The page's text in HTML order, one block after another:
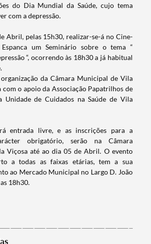
do Dia Mundial da Saúde, cujo tema
com a depressão.
Abril, pelas 15h30, realizar-se-á no Cine-
um Seminário sobre o tema “
“, ocorrendo às 18h30 a já habitual
da Câmara Municipal de Vila
com o apoio da Associação Papatrilhos de
Unidade de Cuidados na Saúde de Vila
entrada livre, e as inscrições para a
obrigatório, serão na Câmara
Viçosa até ao dia 05 de Abril. O evento
a todas as faixas etárias, tem a sua
ao Mercado Municipal no Largo D. João
18h30.